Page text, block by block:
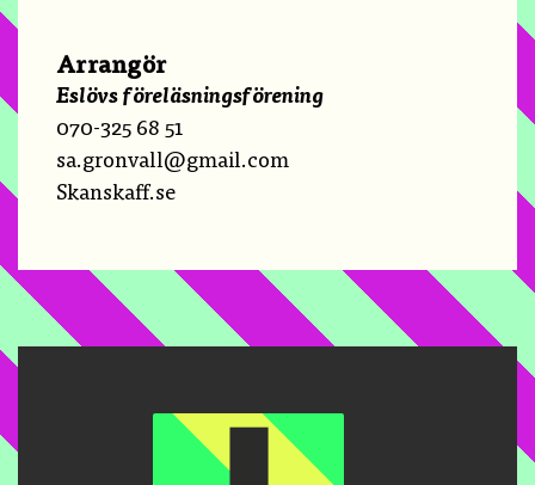
Arrangör
Eslövs föreläsningsförening
070-325 68 51
sa.gronvall@gmail.com
Skanskaff.se